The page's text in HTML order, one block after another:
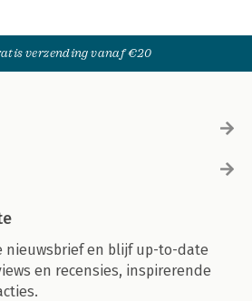
verzending vanaf €20
nieuwsbrief en blijf up-to-date
en recensies, inspirerende